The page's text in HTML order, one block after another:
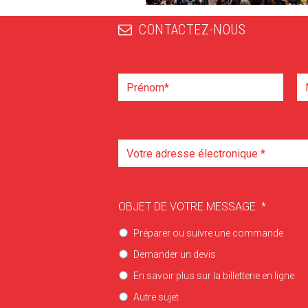
CONTACTEZ-NOUS
OBJET DE VOTRE MESSAGE *
Préparer ou suivre une commande
Demander un devis
En savoir plus sur la billetterie en ligne
Autre sujet